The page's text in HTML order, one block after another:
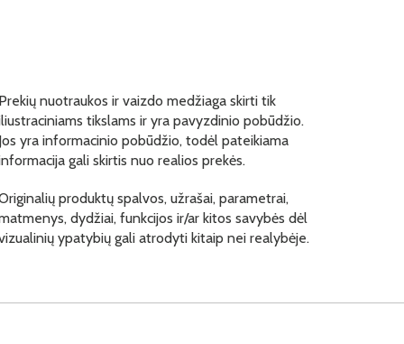
nuotraukos ir vaizdo medžiaga skirti tik
tikslams ir yra pavyzdinio pobūdžio.
yra informacinio pobūdžio, todėl pateikiama
gali skirtis nuo realios prekės.
produktų spalvos, užrašai, parametrai,
dydžiai, funkcijos ir/ar kitos savybės dėl
ypatybių gali atrodyti kitaip nei realybėje.